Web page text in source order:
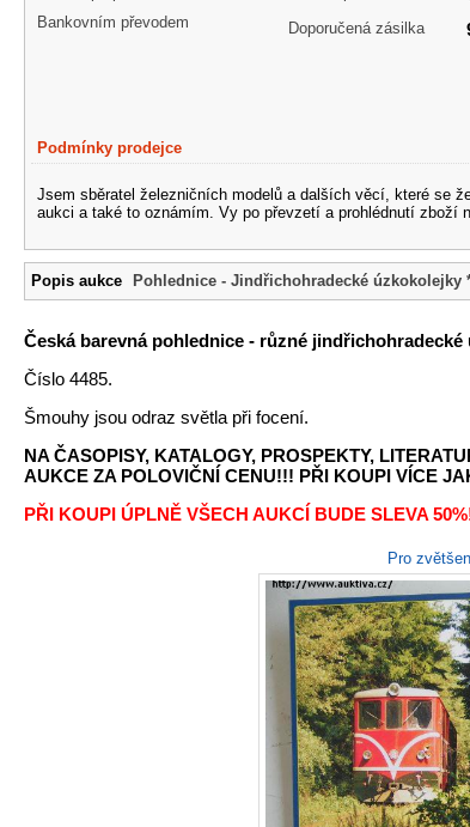
Bankovním převodem
Doporučená zásilka
Podmínky prodejce
Jsem sběratel železničních modelů a dalších věcí, které se
aukci a také to oznámím. Vy po převzetí a prohlédnutí zboží
Popis aukce Pohlednice - Jindřichohradecké úzkokolejky
Česká barevná pohlednice - různé
Číslo 4485.
Šmouhy jsou odraz světla při focení.
NA ČASOPISY, KATALOGY, PROSPEKTY,
AUKCE ZA POLOVIČNÍ CENU!!! PŘI KOUPI VÍCE
PŘI KOUPI ÚPLNĚ VŠECH AUKCÍ BUDE SLEVA
Pro